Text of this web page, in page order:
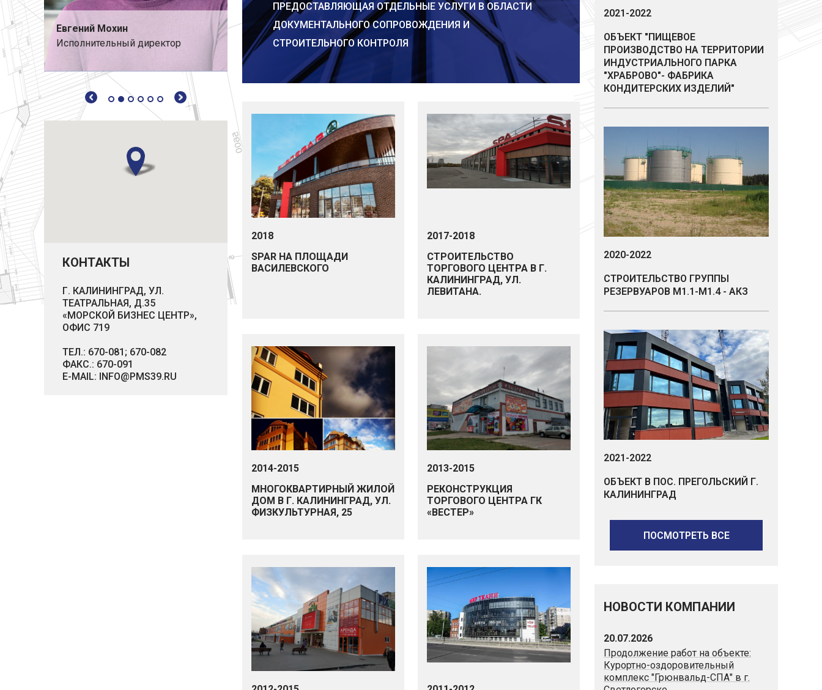
Евгений Мохин
Исполнительный директор
Дмитрий Колбанёв
Заместитель исполнительного
директора
Александр Атрашков
Главный инженер
Инженер строительного контроля
КОНТАКТЫ
Г. КАЛИНИНГРАД, УЛ.
ТЕАТРАЛЬНАЯ, Д.35
«МОРСКОЙ БИЗНЕС ЦЕНТР»,
ОФИС 719
ТЕЛ.: 670-081; 670-082
ФАКС.: 670-091
E-MAIL: INFO@PMS39.RU
ПРЕДОСТАВЛЯЮЩАЯ ОТДЕЛЬНЫЕ УСЛУГИ В ОБЛАСТИ
ДОКУМЕНТАЛЬНОГО СОПРОВОЖДЕНИЯ И
СТРОИТЕЛЬНОГО КОНТРОЛЯ
2018
SPAR НА ПЛОЩАДИ
ВАСИЛЕВСКОГО
2017-2018
СТРОИТЕЛЬСТВО
ТОРГОВОГО ЦЕНТРА В Г.
КАЛИНИНГРАД, УЛ.
ЛЕВИТАНА.
2014-2015
МНОГОКВАРТИРНЫЙ ЖИЛОЙ
ДОМ В Г. КАЛИНИНГРАД, УЛ.
ФИЗКУЛЬТУРНАЯ, 25
2013-2015
РЕКОНСТРУКЦИЯ
ТОРГОВОГО ЦЕНТРА ГК
«ВЕСТЕР»
2021-2022
ОБЪЕКТ "ПИЩЕВОЕ
ПРОИЗВОДСТВО НА ТЕРРИТОРИИ
ИНДУСТРИАЛЬНОГО ПАРКА
"ХРАБРОВО"- ФАБРИКА
КОНДИТЕРСКИХ ИЗДЕЛИЙ"
2020-2022
СТРОИТЕЛЬСТВО ГРУППЫ
РЕЗЕРВУАРОВ М1.1-М1.4 - АКЗ
2021-2022
ОБЪЕКТ В ПОС. ПРЕГОЛЬСКИЙ Г.
КАЛИНИНГРАД
ПОСМОТРЕТЬ ВСЕ
НОВОСТИ КОМПАНИИ
20.07.2026
Продолжение работ на объекте:
Курортно-оздоровительный
комплекс "Грюнвальд-СПА" в г.